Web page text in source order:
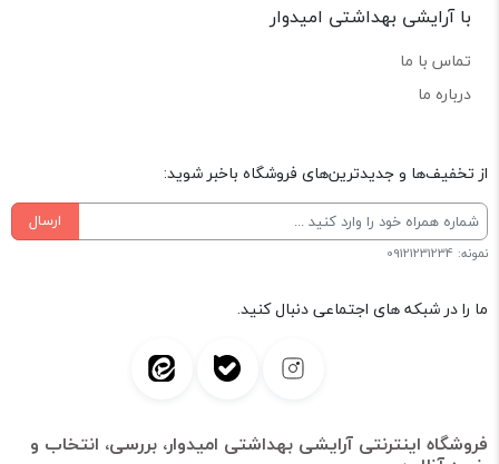
با آرایشی بهداشتی امیدوار
تماس با ما
درباره ما
از تخفیف‌ها و جدیدترین‌های فروشگاه باخبر شوید:
ارسال
نمونه: 09121231234
ما را در شبکه های اجتماعی دنبال کنید.
فروشگاه اینترنتی آرایشی بهداشتی امیدوار، بررسی، انتخاب و